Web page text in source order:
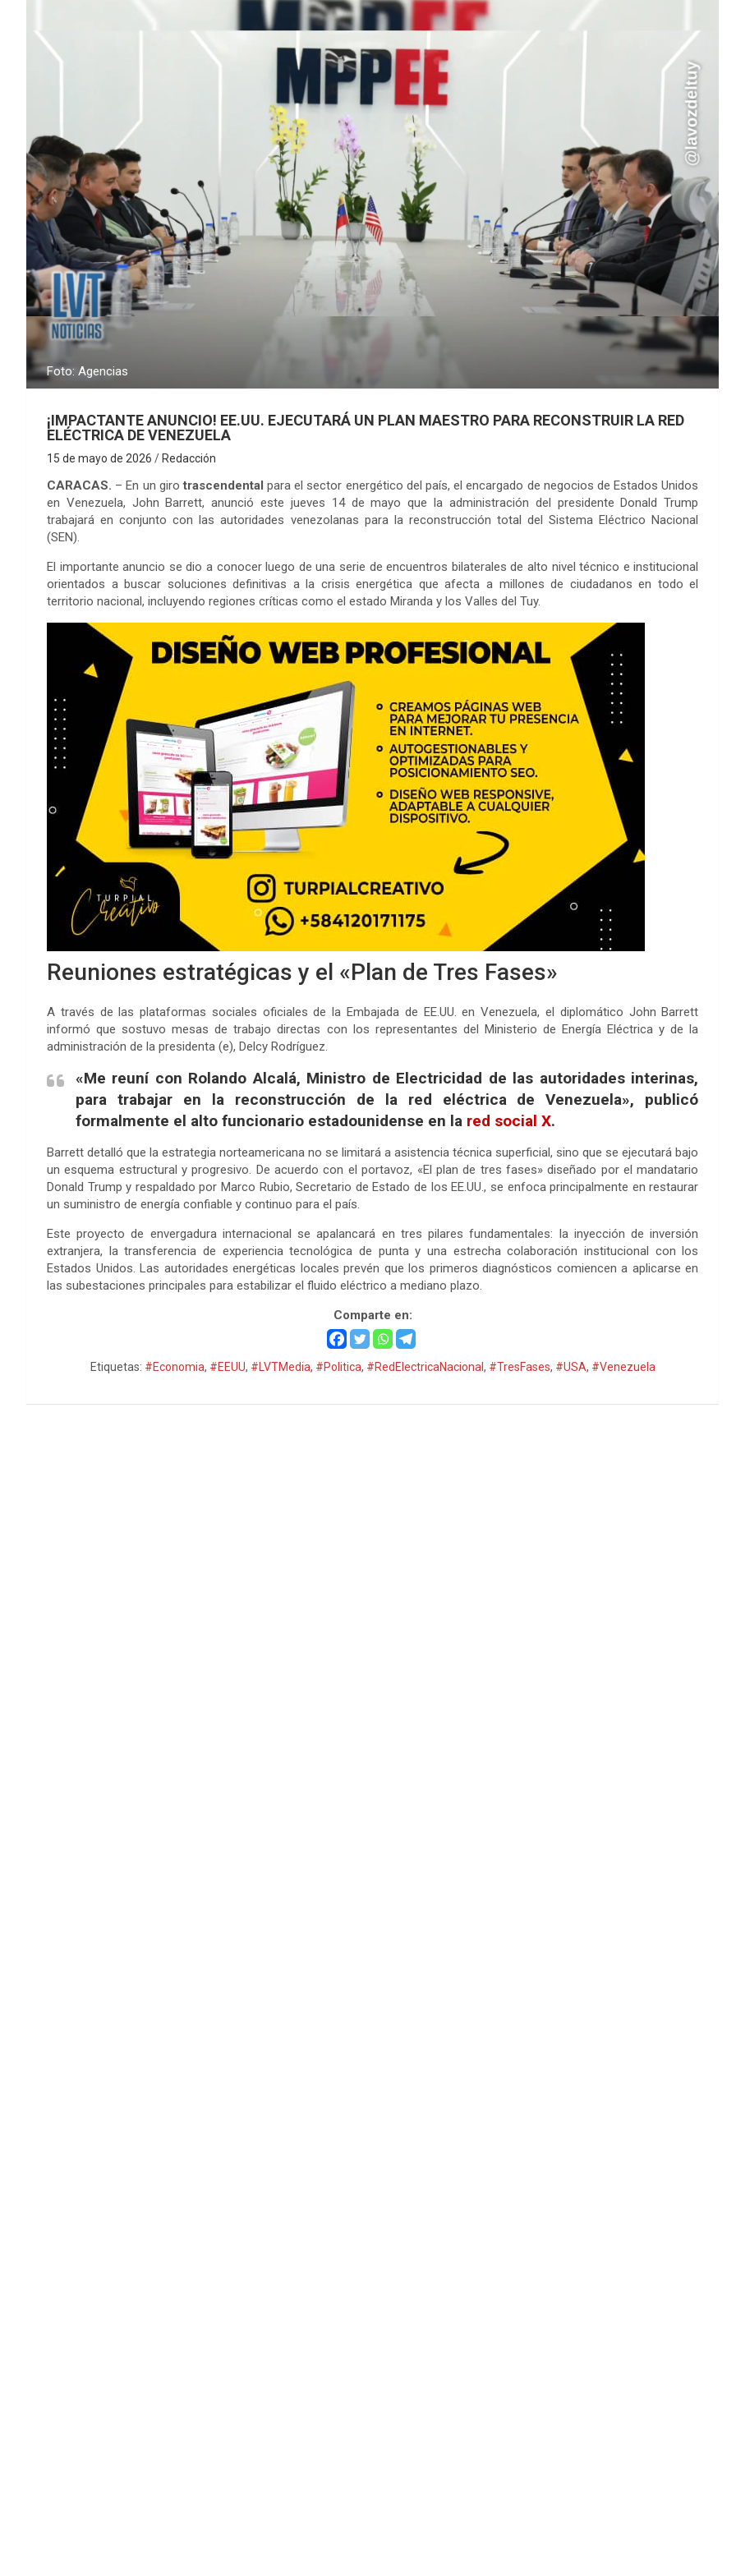
Foto: Agencias
¡IMPACTANTE ANUNCIO! EE.UU. EJECUTARÁ UN PLAN MAESTRO PARA RECONSTRUIR LA RED
ELÉCTRICA DE VENEZUELA
15 de mayo de 2026 Redacción
CARACAS. – En un girotrascendental para el sector energético del país, el encargado de negocios de Estados Unidos
en Venezuela, John Barrett, anunció este jueves 14 de mayo que la administración del presidente Donald Trump
trabajará en conjunto con las autoridades venezolanas para la reconstrucción total del Sistema Eléctrico Nacional
(SEN).
El importante anuncio se dio a conocer luego de una serie de encuentros bilaterales de alto nivel técnico e institucional
orientados a buscar soluciones definitivas a la crisis energética que afecta a millones de ciudadanos en todo el
territorio nacional, incluyendo regiones críticas como el estado Miranda y los Valles del Tuy.
Reuniones estratégicas y el «Plan de Tres Fases»
A través de las plataformas sociales oficiales de la Embajada de EE.UU. en Venezuela, el diplomático John Barrett
informó que sostuvo mesas de trabajo directas con los representantes del Ministerio de Energía Eléctrica y de la
administración de la presidenta (e), Delcy Rodríguez.
«Me reuní con Rolando Alcalá, Ministro de Electricidad de las autoridades interinas,
para trabajar en la reconstrucción de la red eléctrica de Venezuela», publicó
formalmente el alto funcionario estadounidense en la red social X.
Barrett detalló que la estrategia norteamericana no se limitará a asistencia técnica superficial, sino que se ejecutará bajo
un esquema estructural y progresivo. De acuerdo con el portavoz, «El plan de tres fases» diseñado por el mandatario
Donald Trump y respaldado por Marco Rubio, Secretario de Estado de los EE.UU., se enfoca principalmente en restaurar
un suministro de energía confiable y continuo para el país.
Este proyecto de envergadura internacional se apalancará en tres pilares fundamentales: la inyección de inversión
extranjera, la transferencia de experiencia tecnológica de punta y una estrecha colaboración institucional con los
Estados Unidos. Las autoridades energéticas locales prevén que los primeros diagnósticos comiencen a aplicarse en
las subestaciones principales para estabilizar el fluido eléctrico a mediano plazo.
Comparte en:
Etiquetas: #Economia, #EEUU, #LVTMedia, #Politica, #RedElectricaNacional , #TresFases, #USA, #Venezuela